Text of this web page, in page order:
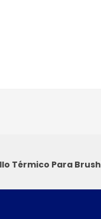
Térmico Para